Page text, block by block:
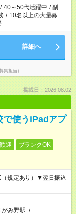
/ 40～50代活躍中 / 副
/ 10名以上の大量募
詳細へ
集担当）
掲載日：2026.08.02
で使うiPadアプ
迎
ブランクOK
規定あり）▼翌日振込
がみ野駅 / …